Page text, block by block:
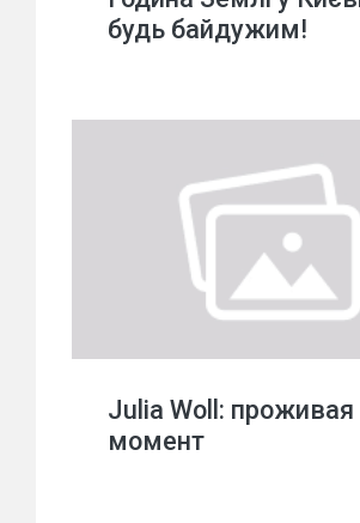
будь байдужим!
Julia Woll: проживая
момент